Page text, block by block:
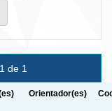
de 1
Orientador(es)